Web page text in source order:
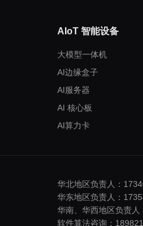
AIoT 智能设备
大模型一体机
AI边缘盒子
AI服务器
AI 核心板
AI算力卡
华北地区负责人：
华东地区负责人：
华南、华西地区负责人
软件算法咨询：